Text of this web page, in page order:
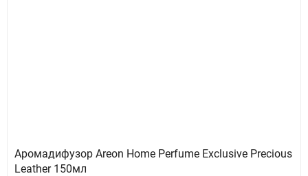
Аромадифузор Areon Home Perfume Exclusive Precious
Leather 150мл